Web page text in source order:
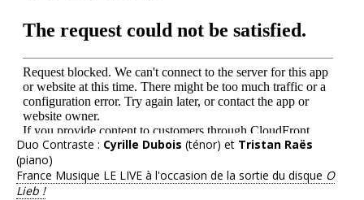
Duo Contraste : Cyrille Dubois (ténor) et Tristan Raës
(piano)
France Musique LE LIVE à l'occasion de la sortie du disque O
Lieb !